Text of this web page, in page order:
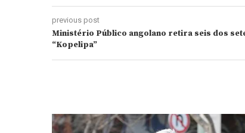
previous post
Ministério Público angolano retira seis dos
“Kopelipa”